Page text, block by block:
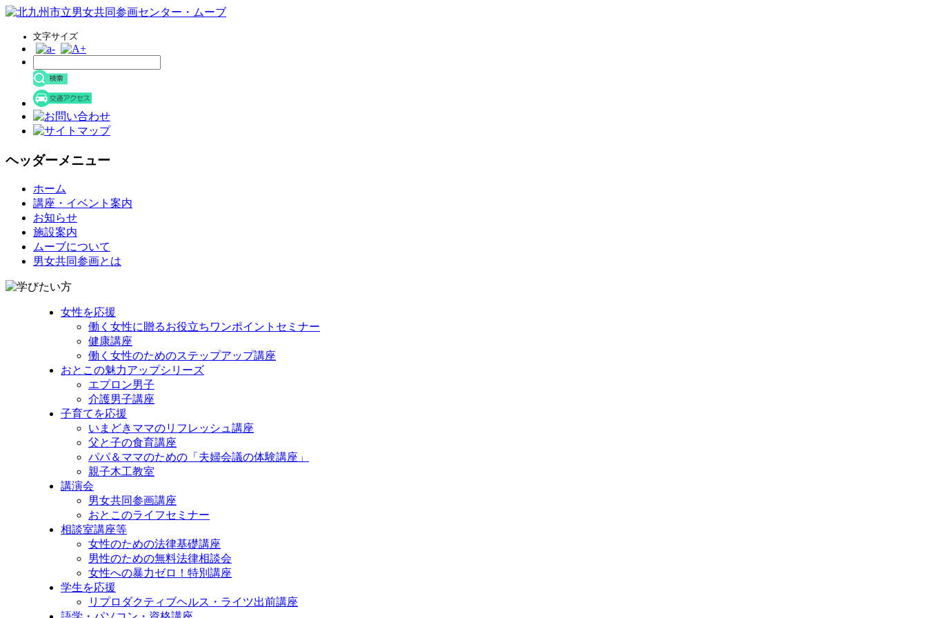
文字サイズ
ヘッダーメニュー
キ
ホーム
講座・イベント案内
お知らせ
施設案内
ムーブについて
男女共同参画とは
女性を応援
働く女性に贈るお役立ちワンポイントセミナー
健康講座
働く女性のためのステップアップ講座
おとこの魅力アップシリーズ
エプロン男子
介護男子講座
子育てを応援
いまどきママのリフレッシュ講座
父と子の食育講座
パパ＆ママのための「夫婦会議の体験講座」
親子木工教室
講演会
男女共同参画講座
おとこのライフセミナー
相談室講座等
女性のための法律基礎講座
男性のための無料法律相談会
女性への暴力ゼロ！特別講座
学生を応援
リプロダクティブヘルス・ライツ出前講座